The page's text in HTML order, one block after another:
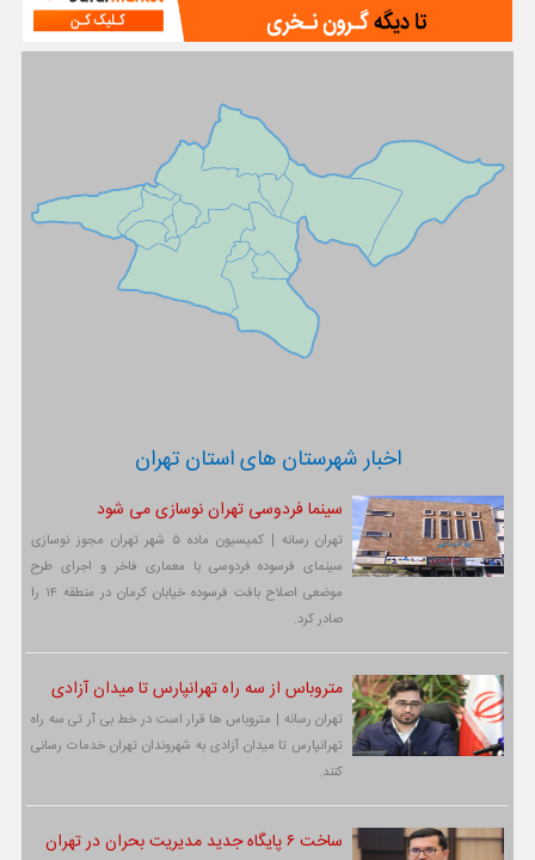
اخبار شهرستان های استان تهران
سینما فردوسی تهران نوسازی می شود
تهران رسانه | کمیسیون ماده ۵ شهر تهران مجوز نوسازی
سینمای فرسوده فردوسی با معماری فاخر و اجرای طرح
موضعی اصلاح بافت فرسوده خیابان کرمان در منطقه ۱۴ را
صادر کرد.
متروباس از سه راه تهرانپارس تا میدان آزادی
تهران رسانه | متروباس ها قرار است در خط بی آر تی سه راه
تهرانپارس تا میدان آزادی به شهروندان تهران خدمات رسانی
کنند.
ساخت ۶ پایگاه جدید مدیریت بحران در تهران